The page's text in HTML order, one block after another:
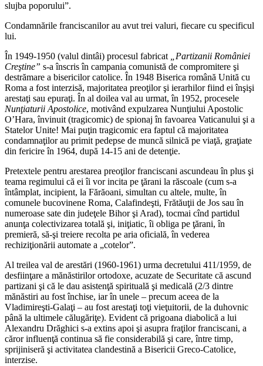
slujba poporului”.
Condamnările franciscanilor au avut trei valuri, fiecare cu specificul
lui.
În 1949-1950 (valul dintâi) procesul fabricat
„Partizanii României
Creştine” s-a înscris în campania comunistă de compromitere şi
destrămare a bisericilor catolice. În 1948 Biserica română Unită cu
Roma a fost interzisă, majoritatea preoţilor şi ierarhilor fiind ei înşişi
arestaţi sau epuraţi. În al doilea val au urmat, în 1952, procesele
Nunţiaturii Apostolice, motivând expulzarea Nunţiului Apostolic
O’Hara, învinuit (tragicomic) de spionaj în favoarea Vaticanului şi a
Statelor Unite! Mai puţin tragicomic era faptul că majoritatea
condamnaţilor au primit pedepse de muncă silnică pe viaţă, graţiate
din fericire în 1964, după 14-15 ani de detenţie.
Pretextele pentru arestarea preoţilor franciscani ascundeau în plus şi
teama regimului că ei îi vor incita pe ţărani la răscoale (cum s-a
întâmplat, incipient, la Fărăoani, simultan cu altele, multe, în
comunele bucovinene Roma, Calafindeşti, Frătăuţii de Jos sau în
numeroase sate din judeţele Bihor şi Arad), tocmai cînd partidul
anunţa colectivizarea totală şi, iniţiatic, îi obliga pe ţărani, în
premieră, să-şi treiere recolta pe aria oficială, în vederea
rechiziţionării automate a „cotelor”.
Al treilea val de arestări (1960-1961) urma decretului 411/1959, de
desfiinţare a mănăstirilor ortodoxe, acuzate de Securitate că ascund
partizani şi că le dau asistenţă spirituală şi medicală (2/3 dintre
mănăstiri au fost închise, iar în unele – precum aceea de la
Vladimireşti-Galaţi – au fost arestaţi toţi vieţuitorii, de la duhovnic
până la ultimele călugăriţe). Evident că prigoana diabolică a lui
Alexandru Drăghici s-a extins apoi şi asupra fraţilor franciscani, a
căror influenţă continua să fie considerabilă şi care, între timp,
sprijiniseră şi activitatea clandestină a Bisericii Greco-Catolice,
interzise.